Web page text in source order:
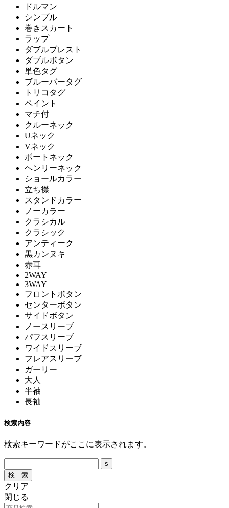
ドルマン
シンプル
巻きスカート
ラップ
ダブルブレスト
ダブルボタン
単色タグ
ブルーバータグ
トリコタグ
ペイント
マチ付
クルーネック
Uネック
Vネック
ボートネック
ヘンリーネック
ショールカラー
立ち襟
スタンドカラー
ノーカラー
クラシカル
クラシック
アンティーク
黒カンヌキ
赤耳
2WAY
3WAY
フロントボタン
センターボタン
サイドボタン
ノースリーブ
パフスリーブ
ワイドスリーブ
フレアスリーブ
ガーリー
大人
半袖
長袖
検索内容
検索キーワードがここに表示されます。
クリア
閉じる